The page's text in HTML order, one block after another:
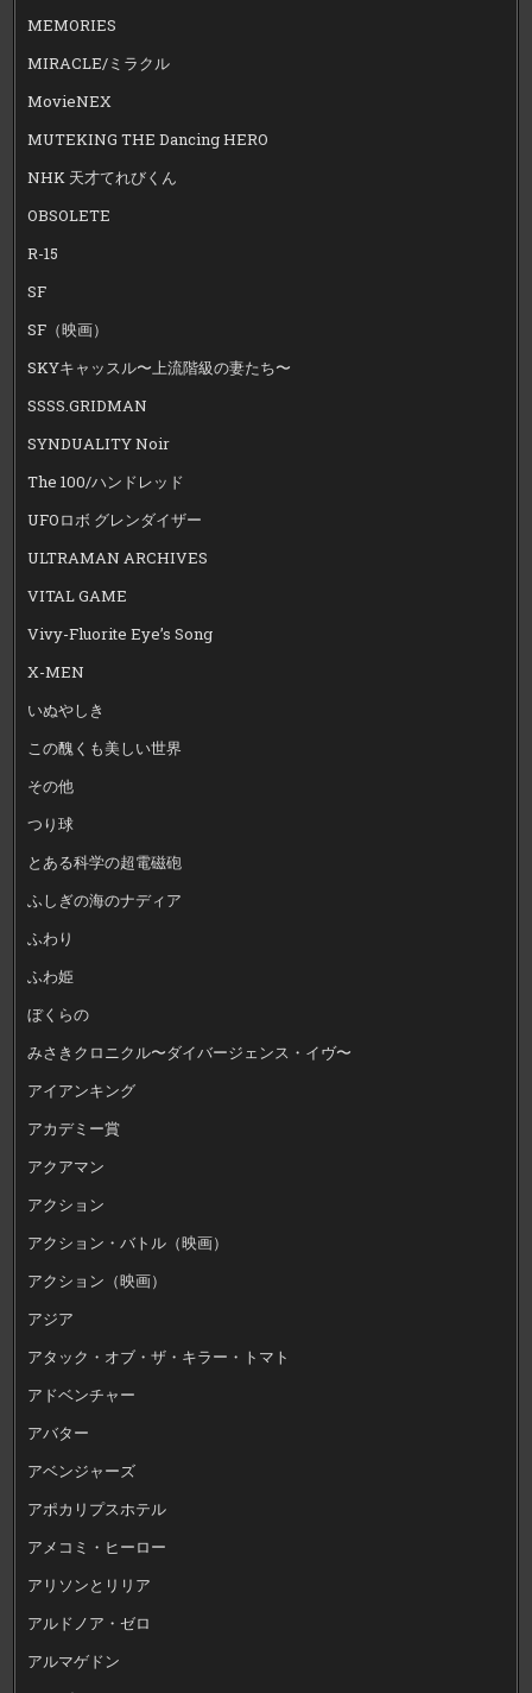
MEMORIES
MIRACLE/ミラクル
MovieNEX
MUTEKING THE Dancing HERO
NHK 天才てれびくん
OBSOLETE
R-15
SF
SF（映画）
SKYキャッスル〜上流階級の妻たち〜
SSSS.GRIDMAN
SYNDUALITY Noir
The 100/ハンドレッド
UFOロボ グレンダイザー
ULTRAMAN ARCHIVES
VITAL GAME
Vivy-Fluorite Eye’s Song
X-MEN
いぬやしき
この醜くも美しい世界
その他
つり球
とある科学の超電磁砲
ふしぎの海のナディア
ふわり
ふわ姫
ぼくらの
みさきクロニクル〜ダイバージェンス・イヴ〜
アイアンキング
アカデミー賞
アクアマン
アクション
アクション・バトル（映画）
アクション（映画）
アジア
アタック・オブ・ザ・キラー・トマト
アドベンチャー
アバター
アベンジャーズ
アポカリプスホテル
アメコミ・ヒーロー
アリソンとリリア
アルドノア・ゼロ
アルマゲドン